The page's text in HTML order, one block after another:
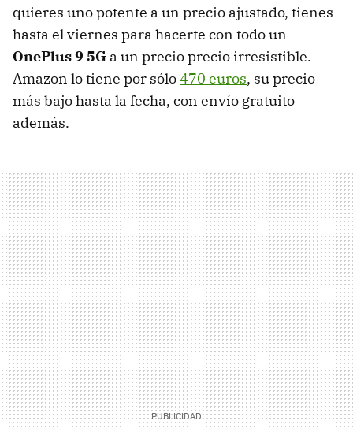
quieres uno potente a un precio ajustado, tienes
hasta el viernes para hacerte con todo un
OnePlus 9 5G a un precio precio irresistible.
Amazon lo tiene por sólo470 euros, su precio
más bajo hasta la fecha, con envío gratuito
además.